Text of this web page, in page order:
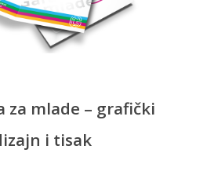
za mlade – grafički
i tisak